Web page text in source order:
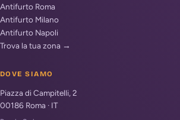
Antifurto Roma
Antifurto Milano
Antifurto Napoli
Trova la tua zona →
DOVE SIAMO
Piazza di Campitelli, 2
00186 Roma · IT